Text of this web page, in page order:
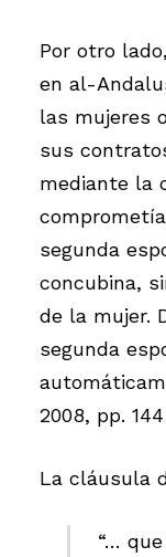
Por otro
en al-
las mujeres
sus
mediante la
segunda
concubina,
de la mujer.
segunda
2008, pp.
La cláusula
“…